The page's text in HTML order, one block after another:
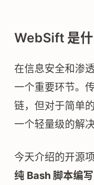
WebSift 是什
在信息安全和渗
一个重要环节。
链，但对于简单
一个轻量级的解决
今天介绍的开源
纯 Bash 脚本编